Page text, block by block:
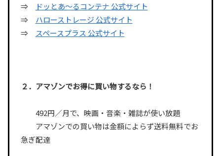
⇒
ドッとあ〜るコンテナ 公式サイト
⇒ ハローストレージ 公式サイト
⇒
スペースプラス 公式サイト
２．アマゾンでお得に買い物するなら！
492円／月で、映画・音楽・雑誌が使い放題
アマゾンでの買い物は金額によらず送料無料でお
急ぎ配達